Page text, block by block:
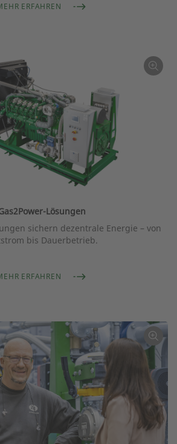
ERFAHREN
Lösungen
sichern dezentrale Energie – von
bis Dauerbetrieb.
ERFAHREN